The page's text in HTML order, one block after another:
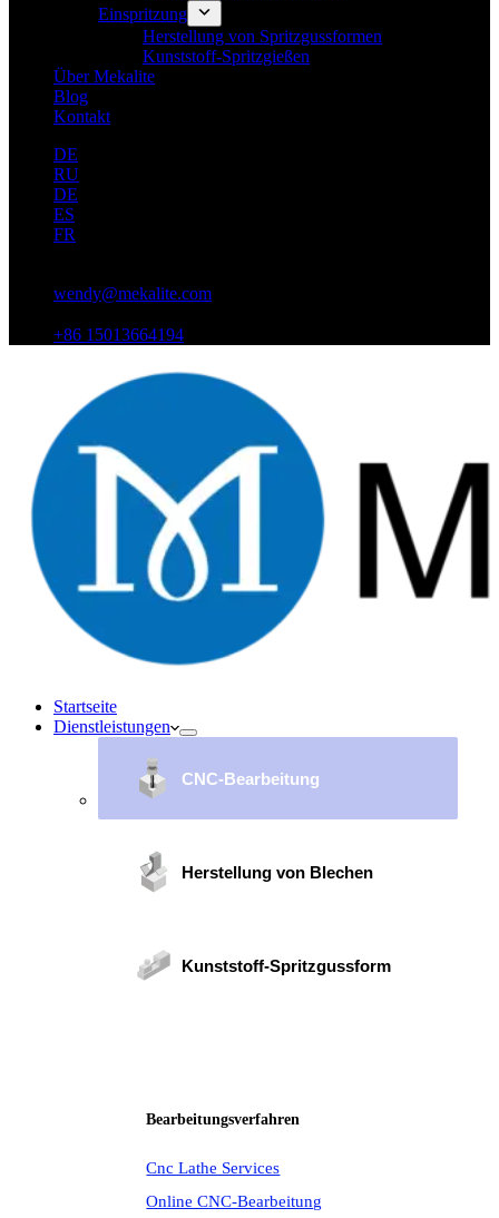
Einspritzung
Herstellung von Spritzgussformen
Kunststoff-Spritzgießen
Über Mekalite
Blog
Kontakt
DE
RU
DE
ES
FR
wendy@mekalite.com
+86 15013664194
Startseite
Dienstleistungen
CNC-Bearbeitung
Herstellung von Blechen
Kunststoff-Spritzgussform
Bearbeitungsverfahren
Cnc Lathe Services
Online CNC-Bearbeitung